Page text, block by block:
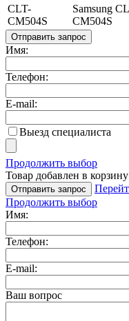
CLT-
CM504S
Samsung
CM504S
Отправить запрос
Имя:
Телефон:
E-mail:
Выезд специалиста
Продолжить выбор
Товар добавлен в корзину
Отправить запрос
Продолжить выбор
Имя:
Телефон:
E-mail:
Ваш вопрос